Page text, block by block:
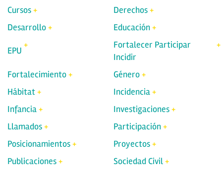
Cursos
Derechos
Desarrollo
Educación
EPU
Fortalecer Participar
Incidir
Fortalecimiento
Género
Hábitat
Incidencia
Infancia
Investigaciones
Llamados
Participación
Posicionamientos
Proyectos
Publicaciones
Sociedad Civil